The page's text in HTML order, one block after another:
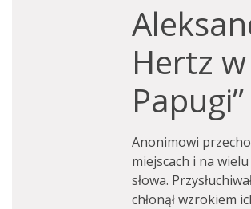
Hertz
Papugi”
Anonimowi
miejscach i na
słowa.
chłonął wzrokiem